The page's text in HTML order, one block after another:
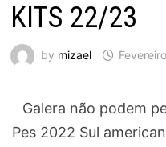
KITS 22/23
by mizael
Galera não podem
Pes 2022 Sul